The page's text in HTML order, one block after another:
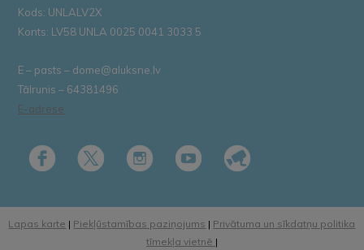
Kods: UNLALV2X
Konts: LV58 UNLA 0025 0041 3033 5
E – pasts – dome@aluksne.lv
Tālrunis – 64381496
E-adrese
Lapas karte | Piekļūstamības paziņojums | Privātuma un sīkdatņu politika
tīmekļa vietnē |